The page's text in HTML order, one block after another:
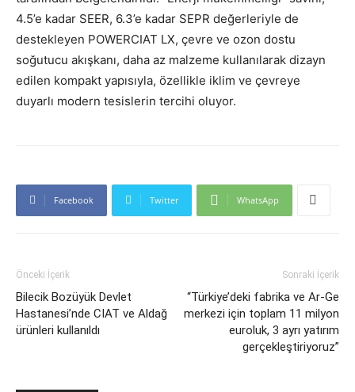
4.5’e kadar SEER, 6.3’e kadar SEPR değerleriyle de
destekleyen POWERCIAT LX, çevre ve ozon dostu
soğutucu akışkanı, daha az malzeme kullanılarak dizayn
edilen kompakt yapısıyla, özellikle iklim ve çevreye
duyarlı modern tesislerin tercihi oluyor.
Facebook Twitter WhatsApp
Önceki İçerik
Bilecik Bozüyük Devlet
Hastanesi’nde CIAT ve Aldağ
ürünleri kullanıldı
Sonraki İçerik
“Türkiye’deki fabrika ve Ar-Ge
merkezi için toplam 11 milyon
euroluk, 3 ayrı yatırım
gerçekleştiriyoruz”